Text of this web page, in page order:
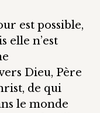
est possible,
elle n’est
Dieu, Père
de qui
le monde